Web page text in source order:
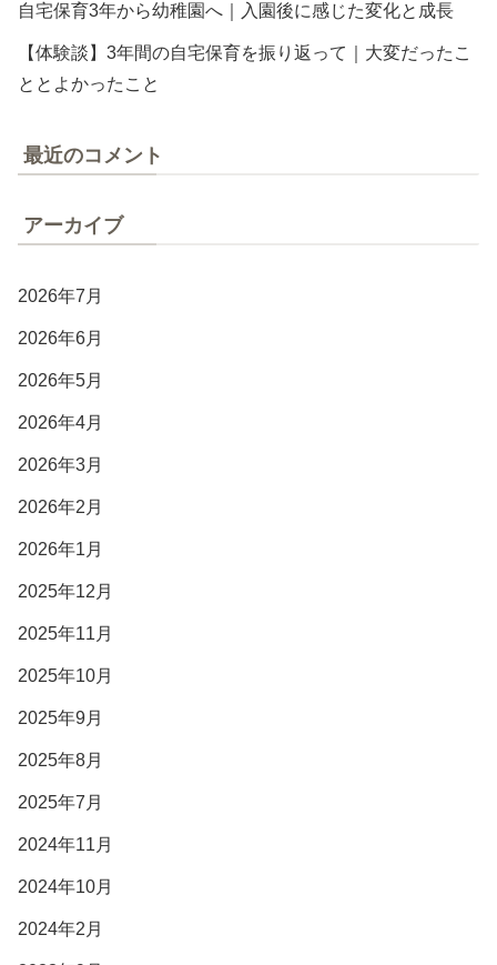
自宅保育3年から幼稚園へ｜入園後に感じた変化と成長
【体験談】3年間の自宅保育を振り返って｜大変だったこ
ととよかったこと
最近のコメント
アーカイブ
2026年7月
2026年6月
2026年5月
2026年4月
2026年3月
2026年2月
2026年1月
2025年12月
2025年11月
2025年10月
2025年9月
2025年8月
2025年7月
2024年11月
2024年10月
2024年2月